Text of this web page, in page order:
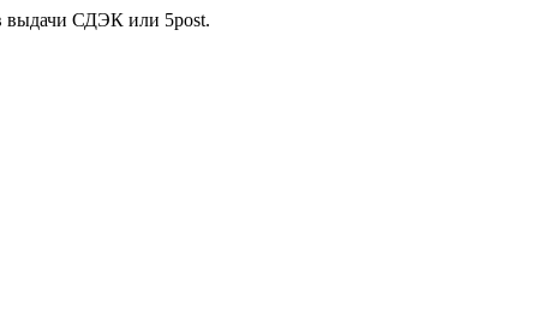
выдачи СДЭК или 5post.